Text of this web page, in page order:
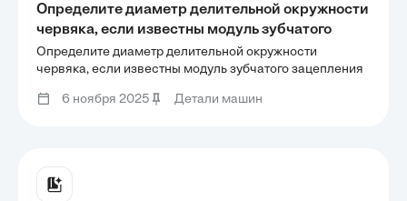
Определите диаметр делительной окружности
червяка, если известны модуль зубчатого
зацепления m = 2 мм, коэффициент диаметра
червяка q = 10, число заходов z1 = 4.
Определите диаметр делительной окружности
червяка, если известны модуль зубчатого зацепления
заходов z1 = 4.
6 ноября 2025 Детали машин